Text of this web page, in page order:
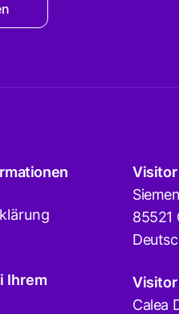
Ihrem
Visitor
85521
Visitor
Calea